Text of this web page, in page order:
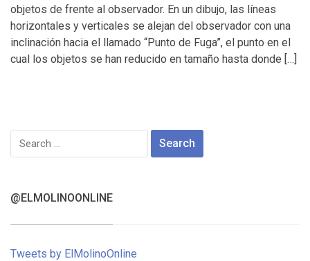
objetos de frente al observador. En un dibujo, las líneas
horizontales y verticales se alejan del observador con una
inclinación hacia el llamado “Punto de Fuga”, el punto en el
cual los objetos se han reducido en tamaño hasta donde […]
Search
for:
@ELMOLINOONLINE
Tweets by ElMolinoOnline